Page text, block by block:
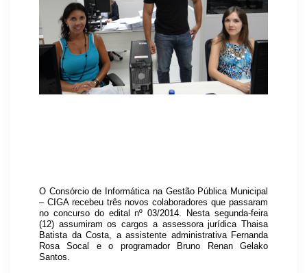
O Consórcio de Informática na Gestão Pública Municipal
– CIGA recebeu três novos colaboradores que passaram
no concurso do edital nº 03/2014. Nesta segunda-feira
(12) assumiram os cargos a assessora jurídica Thaisa
Batista da Costa, a assistente administrativa Fernanda
Rosa Socal e o programador Bruno Renan Gelako
Santos.